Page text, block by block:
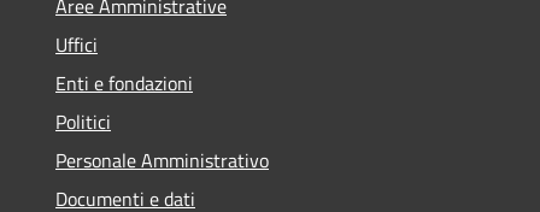
Aree Amministrative
Uffici
Enti e fondazioni
Politici
Personale Amministrativo
Documenti e dati